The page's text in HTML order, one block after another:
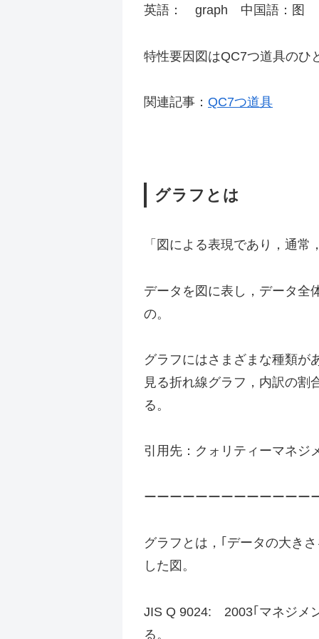
英語： graph 中国語：图
特性要因図はQC7つ道具のひ
関連記事： QC7つ道具
グラフとは
「図による表現であり，通
データを図に表し，データ全
の。
グラフにはさまざまな種類が
見る折れ線グラフ，内訳の
る。
引用先：クォリティーマネ
ーーーーーーーーーーーーー
グラフとは，｢データの大き
した図。
JIS Q 9024: 2003｢マネジメ
る。